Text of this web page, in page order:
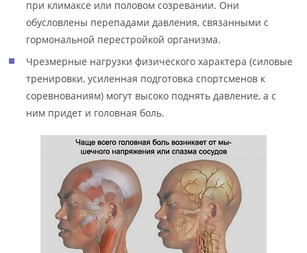
при климаксе или половом созревании. Они
обусловлены перепадами давления, связанными с
гормональной перестройкой организма.
Чрезмерные нагрузки физического характера (силовые
тренировки, усиленная подготовка спортсменов к
соревнованиям) могут высоко поднять давление, а с
ним придет и головная боль.